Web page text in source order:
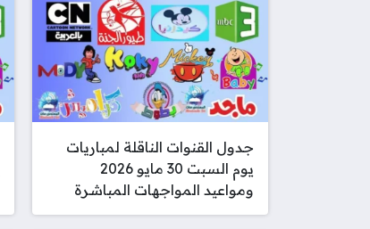
جدول القنوات الناقلة لمباريات
يوم السبت 30 مايو 2026
ومواعيد المواجهات المباشرة